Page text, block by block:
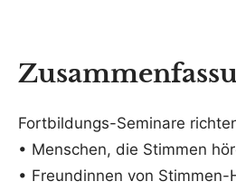
Fortbildungs-Seminare
• Menschen, die Stimmen
• Freundinnen von Stimmen-